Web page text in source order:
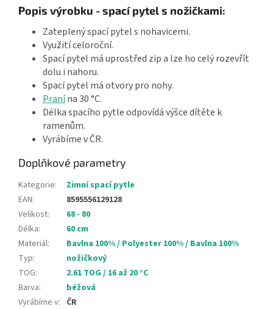
Popis výrobku - spací pytel s nožičkami:
Zateplený spací pytel s nohavicemi.
Využití celoroční.
Spací pytel má uprostřed zip a lze ho celý rozevřít
dolu i nahoru.
Spací pytel má otvory pro nohy.
Pranína 30 °C.
Délka spacího pytle odpovídá výšce dítěte k
ramenům.
Vyrábíme v ČR.
Doplňkové parametry
Kategorie:
Zimní spací pytle
EAN:
8595556129128
Velikost:
68 - 80
Délka:
60 cm
Materiál:
Bavlna 100% / Polyester 100% / Bavlna 100%
Typ:
nožičkový
TOG:
2.61 TOG / 16 až 20 °C
Barva:
béžová
Vyrábíme v: ČR